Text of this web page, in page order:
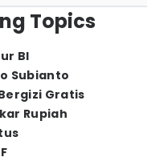
Topics
BI
Subianto
Gratis
Rupiah